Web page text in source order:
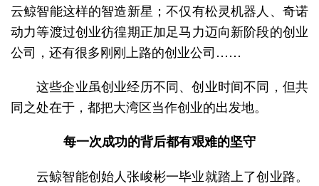
云鲸智能这样的智造新星；不仅有松灵机器人、奇诺
动力等渡过创业彷徨期正加足马力迈向新阶段的创业
公司，还有很多刚刚上路的创业公司……
这些企业虽创业经历不同、创业时间不同，但共
同之处在于，都把大湾区当作创业的出发地。
每一次成功的背后都有艰难的坚守
云鲸智能创始人张峻彬一毕业就踏上了创业路。